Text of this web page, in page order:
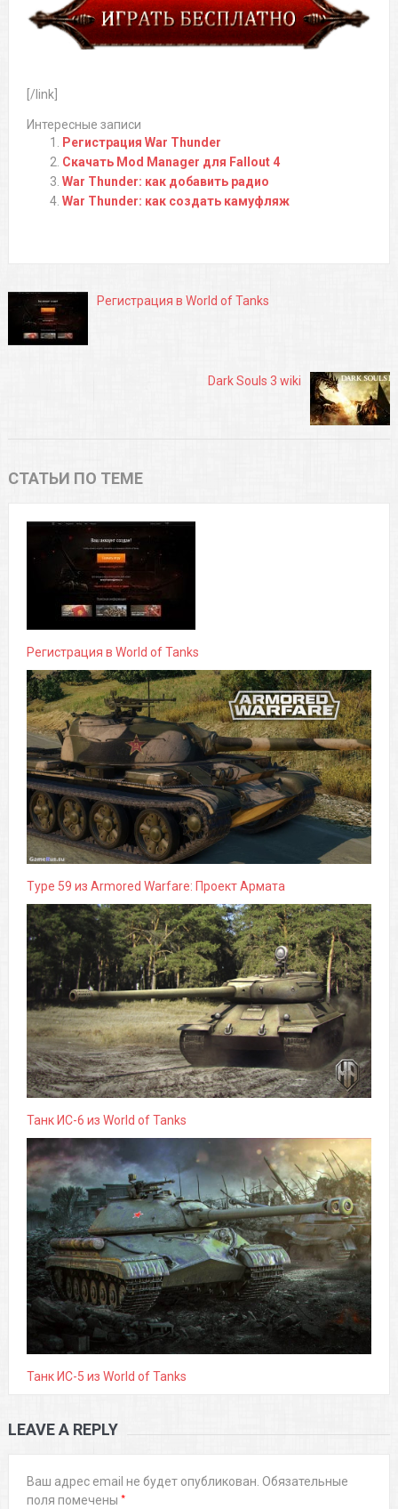
[/link]
Интересные записи
Регистрация War Thunder
Скачать Mod Manager для Fallout 4
War Thunder: как добавить радио
War Thunder: как создать камуфляж
Регистрация в World of Tanks
Dark Souls 3 wiki
СТАТЬИ ПО ТЕМЕ
Регистрация в World of Tanks
Type 59 из Armored Warfare: Проект Армата
Танк ИС-6 из World of Tanks
Танк ИС-5 из World of Tanks
LEAVE A REPLY
Ваш адрес email не будет опубликован. Обязательные
поля помечены *